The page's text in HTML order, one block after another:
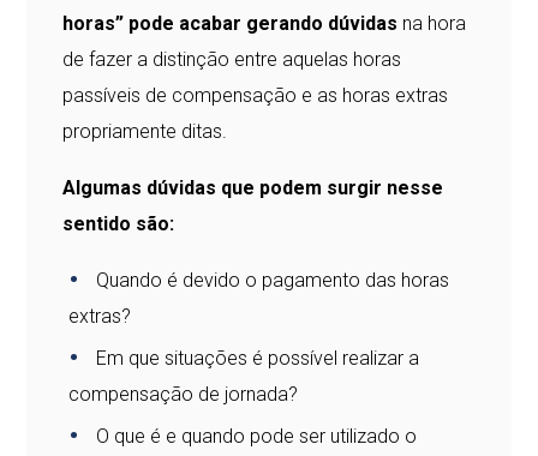
horas” pode acabar gerando dúvidas na hora
de fazer a distinção entre aquelas horas
passíveis de compensação e as horas extras
propriamente ditas.
Algumas dúvidas que podem surgir nesse
sentido são:
Quando é devido o pagamento das horas
extras?
Em que situações é possível realizar a
compensação de jornada?
O que é e quando pode ser utilizado o